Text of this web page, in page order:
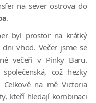
na sever ostrova do
.
byl prostor na krátký
vhod. Večer jsme se
večeři v Pinky Baru.
což hezky
na mě Victoria
kteří hledají kombinaci